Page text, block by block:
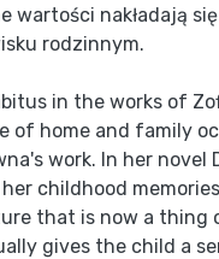
wartości nakładają
rodzinnym.
in the works of
of home and family
work. In her
childhood
that is now a thing
gives the child a